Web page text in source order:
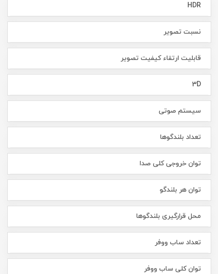
HDR
نسبت تصویر
قابلیت ارتقاء کیفیت تصویر
3D
سیستم صوتی
تعداد بلندگوها
توان خروجی کلی صدا
توان هر بلندگو
محل قرارگیری بلندگوها
تعداد ساب ووفر
توان کلی ساب ووفر